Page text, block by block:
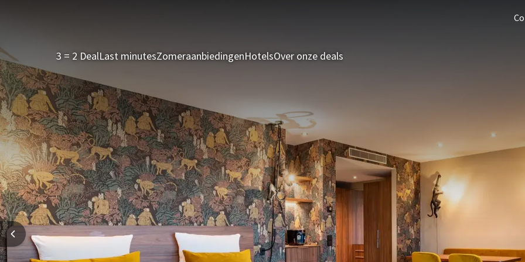
3 = 2 DealLast minutesZomeraanbiedingenHotelsOver onze deals